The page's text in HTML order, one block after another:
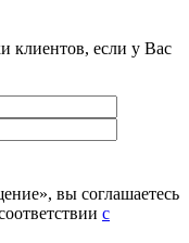
клиентов, если у Вас
вы соглашаетесь
с